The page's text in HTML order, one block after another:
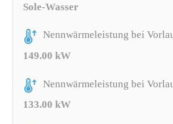
Sole-Wasser
Nennwärmeleistung bei
149.00 kW
Nennwärmeleistung bei
133.00 kW